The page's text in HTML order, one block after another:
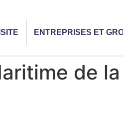
ENTREPRISES ET
de